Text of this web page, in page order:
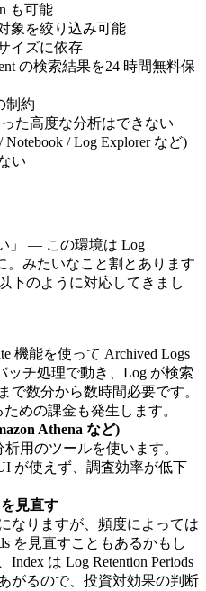
も可能
象を絞り込み可能
イズに依存
の検索結果を24 時間無料保
制約
た高度な分析はできない
Notebook / Log Explorer など)
い
」 — この環境は Log
。みたいなこと割とあります
下のように対応してきまし
機能を使って Archived Logs
ッチ処理で動き、Log が検索
で数分から数時間必要です。
めの課金も発生します。
Athena など)
用のツールを使います。
が使えず、調査効率が低下
見直す
なりますが、頻度によっては
を見直すこともあるかもし
は Log Retention Periods
がるので、投資対効果の判断